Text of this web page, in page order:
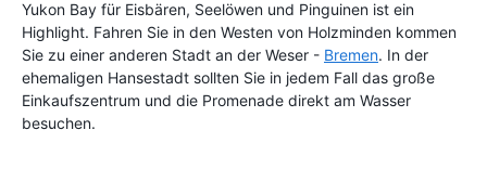
Yukon Bay für Eisbären, Seelöwen und Pinguinen ist ein
Highlight. Fahren Sie in den Westen von Holzminden kommen
Sie zu einer anderen Stadt an der Weser - Bremen. In der
ehemaligen Hansestadt sollten Sie in jedem Fall das große
Einkaufszentrum und die Promenade direkt am Wasser
besuchen.